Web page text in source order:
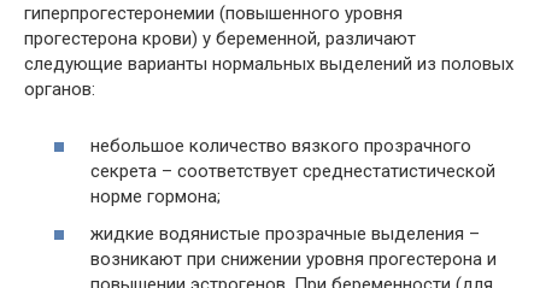
гиперпрогестеронемии (повышенного уровня
прогестерона крови) у беременной, различают
следующие варианты нормальных выделений из половых
органов:
небольшое количество вязкого прозрачного
секрета – соответствует среднестатистической
норме гормона;
жидкие водянистые прозрачные выделения –
возникают при снижении уровня прогестерона и